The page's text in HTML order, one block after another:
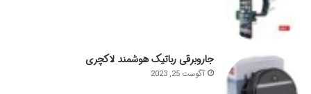
جاروبرقی رباتیک هوشمند لاکچری
آگوست 25, 2023